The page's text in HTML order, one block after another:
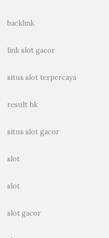
backlink
link slot gacor
situs slot terpercaya
result hk
situs slot gacor
slot
slot
slot gacor